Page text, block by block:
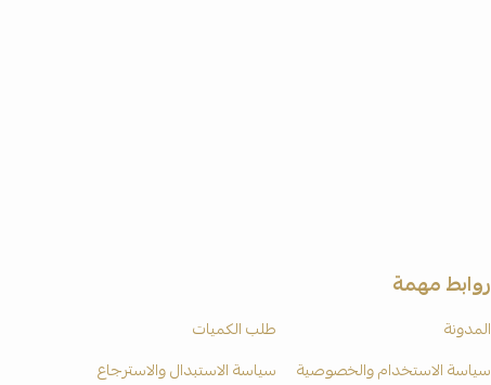
روابط مهمة
المدونة
طلب الكميات
سياسة الاستخدام والخصوصية
سياسة الاستبدال والاسترجاع